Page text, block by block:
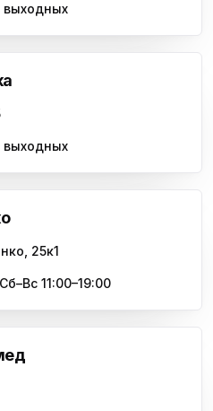
Запад
35-1
3
Колпино
28, Всеволожск
выходных
выходных
25к1
11:00–19:00